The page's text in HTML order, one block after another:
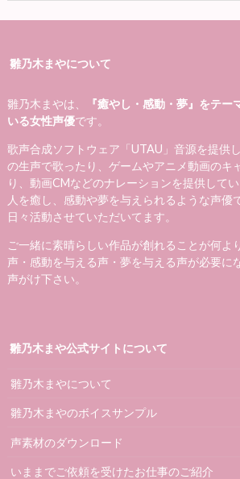
雛乃木まやについて
雛乃木まやは、
『癒やし・感動・夢』をテー
いる女性声優です。
歌声合成ソフトウェア「UTAU」音源を提供
の生声で歌ったり、ゲームやアニメ動画のキ
り、動画CMなどのナレーションを提供して
人を癒し、感動や夢を与えられるような声優
日々活動させていただいてます。
ご一緒に素晴らしい作品が創れることが何よ
声・感動を与える声・夢を与える声が必要に
声がけ下さい。
雛乃木まや公式サイトについて
雛乃木まやについて
雛乃木まやのボイスサンプル
声素材のダウンロード
いままでご依頼を受けたお仕事のご紹介